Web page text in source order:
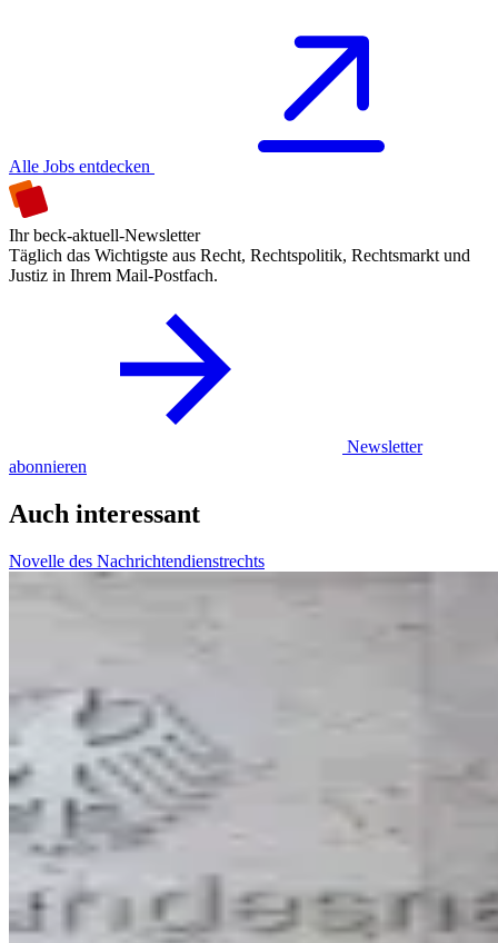
Alle Jobs entdecken
Ihr beck-aktuell-Newsletter
Täglich das Wichtigste aus Recht, Rechtspolitik, Rechtsmarkt und
Justiz in Ihrem Mail-Postfach.
Newsletter
abonnieren
Auch interessant
Novelle des Nachrichtendienstrechts